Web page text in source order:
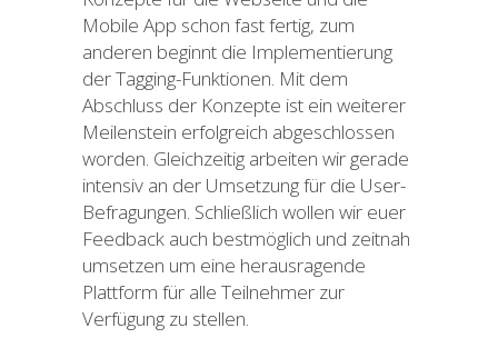
Mobile App schon fast fertig, zum
anderen beginnt die Implementierung
der Tagging-Funktionen. Mit dem
Abschluss der Konzepte ist ein weiterer
Meilenstein erfolgreich abgeschlossen
worden. Gleichzeitig arbeiten wir gerade
intensiv an der Umsetzung für die User-
Befragungen. Schließlich wollen wir euer
Feedback auch bestmöglich und zeitnah
umsetzen um eine herausragende
Plattform für alle Teilnehmer zur
Verfügung zu stellen.